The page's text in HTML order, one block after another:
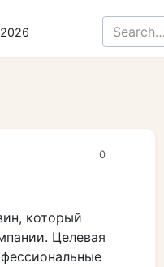
Search
for:
0
который
Целевая